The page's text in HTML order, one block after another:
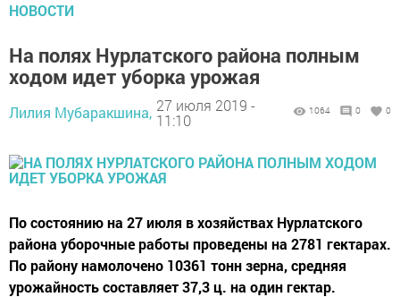
НОВОСТИ
На полях Нурлатского района полным
ходом идет уборка урожая
Лилия Мубаракшина, 27 июля 2019 -
11:10
1064 0 0
По состоянию на 27 июля в хозяйствах Нурлатского
района уборочные работы проведены на 2781 гектарах.
По району намолочено 10361 тонн зерна, средняя
урожайность составляет 37,3 ц. на один гектар.